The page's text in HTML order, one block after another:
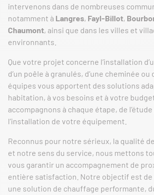
intervenons dans de nombreuses
notamment à Langres, Fayl-Billot,
Chaumont, ainsi que dans les villes et
environnants.
Que votre projet concerne l’installation
d’un poêle à granulés, d’une cheminée ou
équipes vous apportent des solutions
habitation, à vos besoins et à votre
accompagnons à chaque étape, de
l’installation de votre équipement.
Reconnus pour notre sérieux, la qualité
et notre sens du service, nous mettons
vous garantir un accompagnement de
entière satisfaction. Notre objectif est
une solution de chauffage performante,